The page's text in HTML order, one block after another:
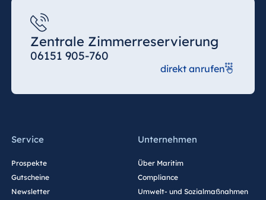
Zentrale Zimmerreservierung
06151 905-760
direkt anrufen
Service
Prospekte
Gutscheine
Newsletter
Unternehmen
Über Maritim
Compliance
Umwelt- und Sozialmaßnahmen